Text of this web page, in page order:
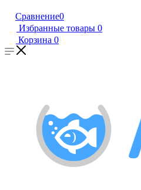
Сравнение0
Избранные товары 0
Корзина 0